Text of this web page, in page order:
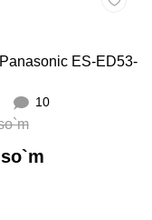
ES-ED53-
10